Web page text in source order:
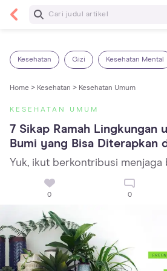
Baca Selanjutnya
Kesehatan Gizi Kesehatan Mental
Home > Kesehatan > Kesehatan Umum
KESEHATAN UMUM
7 Sikap Ramah Lingkungan
Bumi yang Bisa Diterapkan
Yuk, ikut berkontribusi menjaga
0 0